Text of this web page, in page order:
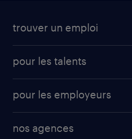
trouver un emploi
pour les talents
pour les employeurs
nos agences